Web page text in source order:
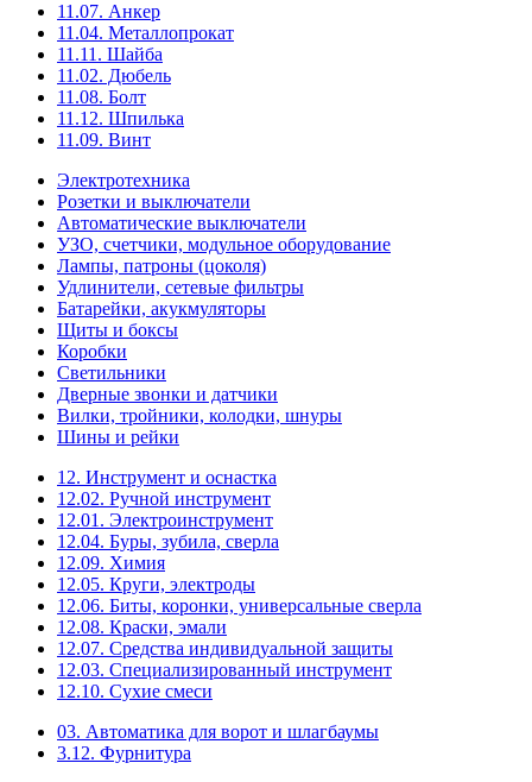
11.07. Анкер
11.04. Металлопрокат
11.11. Шайба
11.02. Дюбель
11.08. Болт
11.12. Шпилька
11.09. Винт
Электротехника
Розетки и выключатели
Автоматические выключатели
УЗО, счетчики, модульное оборудование
Лампы, патроны (цоколя)
Удлинители, сетевые фильтры
Батарейки, акукмуляторы
Щиты и боксы
Коробки
Светильники
Дверные звонки и датчики
Вилки, тройники, колодки, шнуры
Шины и рейки
12. Инструмент и оснастка
12.02. Ручной инструмент
12.01. Электроинструмент
12.04. Буры, зубила, сверла
12.09. Химия
12.05. Круги, электроды
12.06. Биты, коронки, универсальные сверла
12.08. Краски, эмали
12.07. Средства индивидуальной защиты
12.03. Специализированный инструмент
12.10. Сухие смеси
03. Автоматика для ворот и шлагбаумы
3.12. Фурнитура